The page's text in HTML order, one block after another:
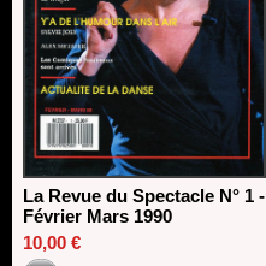
La Revue du Spectacle N° 1 -
Février Mars 1990
10,00 €